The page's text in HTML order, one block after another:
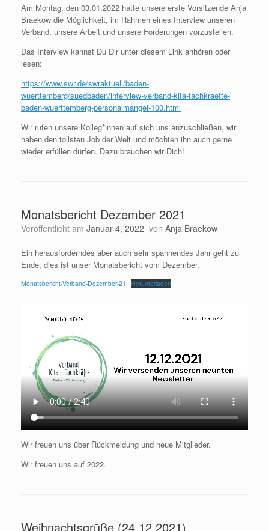
Am Montag, den 03.01.2022 hatte unsere erste Vorsitzende Anja
Braekow die Möglichkeit, im Rahmen eines Interview unseren
Verband, unsere Arbeit und unsere Forderungen vorzustellen.
Das Interview kannst Du Dir unter diesem Link anhören oder
lesen:
https://www.swr.de/swraktuell/baden-
wuerttemberg/suedbaden/interview-verband-kita-fachkraefte-
baden-wuerttemberg-personalmangel-100.html
Wir rufen unsere Kolleg*innen auf sich uns anzuschließen, wir
haben den tollsten Job der Welt und möchten ihn auch gerne
wieder erfüllen dürfen. Dazu brauchen wir Dich!
Monatsbericht Dezember 2021
Veröffentlicht am Januar 4, 2022 von Anja Braekow
Ein herausforderndes aber auch sehr spannendes Jahr geht zu
Ende, dies ist unser Monatsbericht vom Dezember.
Monatsbericht-Verband-Dezember-21 Herunterladen
Wir freuen uns über Rückmeldung und neue Mitglieder.
Wir freuen uns auf 2022.
Weihnachtsgrüße (24.12.2021)